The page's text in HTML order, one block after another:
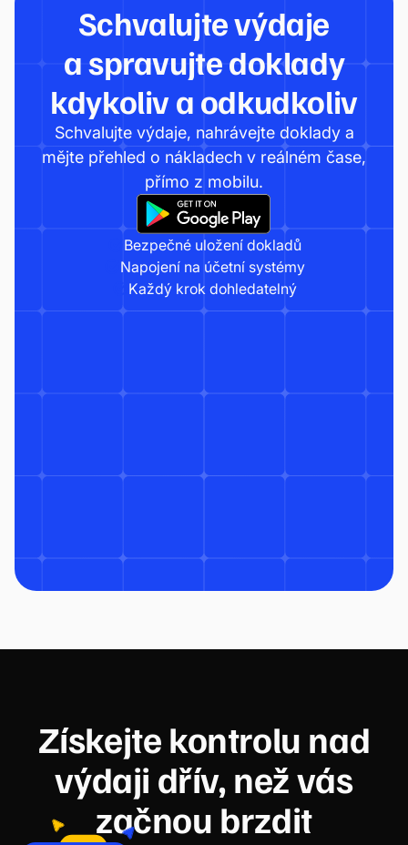
Schvalujte výdaje
a spravujte doklady
kdykoliv a odkudkoliv
Schvalujte výdaje, nahrávejte doklady a
mějte přehled o nákladech v reálném čase,
přímo z mobilu.
Bezpečné uložení dokladů
Napojení na účetní systémy
Každý krok dohledatelný
Získejte kontrolu nad
výdaji dřív, než vás
začnou brzdit
CFO